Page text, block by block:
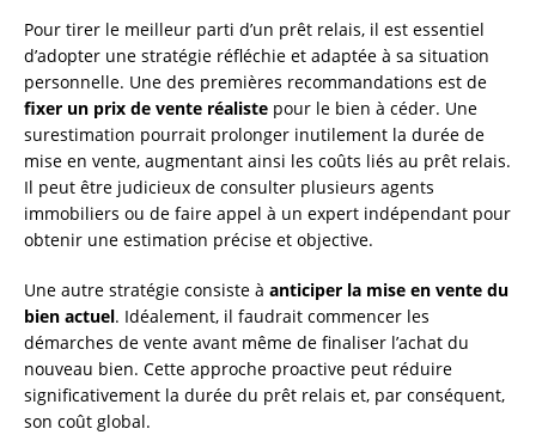
Pour tirer le meilleur parti d’un prêt relais, il est essentiel
d’adopter une stratégie réfléchie et adaptée à sa situation
personnelle. Une des premières recommandations est de
fixer un prix de vente réaliste pour le bien à céder. Une
surestimation pourrait prolonger inutilement la durée de
mise en vente, augmentant ainsi les coûts liés au prêt relais.
Il peut être judicieux de consulter plusieurs agents
immobiliers ou de faire appel à un expert indépendant pour
obtenir une estimation précise et objective.
Une autre stratégie consiste à anticiper la mise en vente du
bien actuel. Idéalement, il faudrait commencer les
démarches de vente avant même de finaliser l’achat du
nouveau bien. Cette approche proactive peut réduire
significativement la durée du prêt relais et, par conséquent,
son coût global.